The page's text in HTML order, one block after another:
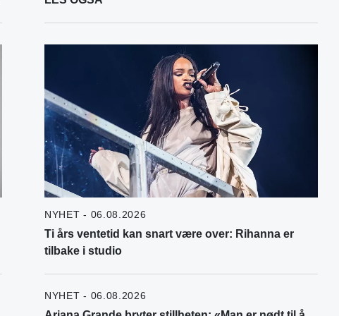
NYHET - 06.08.2026
Ti års ventetid kan snart være over: Rihanna er
tilbake i studio
NYHET - 06.08.2026